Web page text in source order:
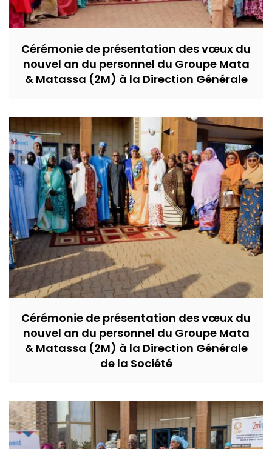
Cérémonie de présentation des vœux du
nouvel an du personnel du Groupe Mata
& Matassa (2M) à la Direction Générale
Cérémonie de présentation des vœux du
nouvel an du personnel du Groupe Mata
& Matassa (2M) à la Direction Générale
de la Société